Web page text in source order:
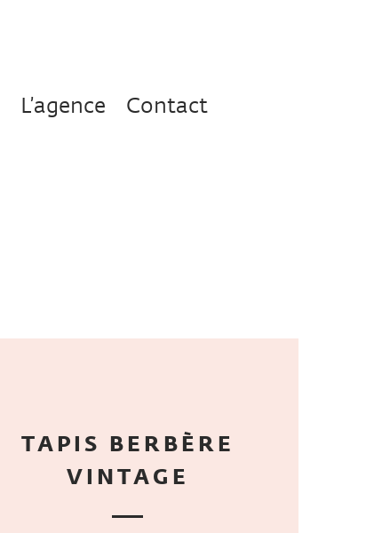
L’agence
Contact
TAPIS BERBÈRE
VINTAGE